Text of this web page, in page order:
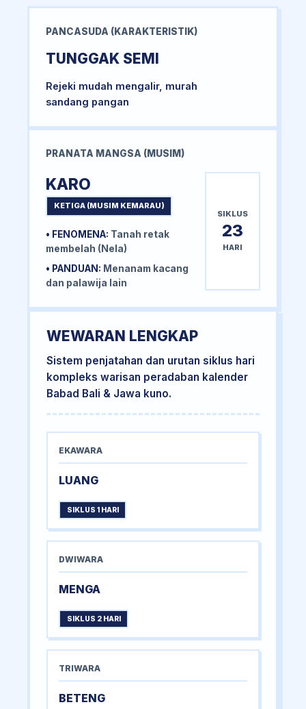
PANCASUDA (KARAKTERISTIK)
TUNGGAK SEMI
Rejeki mudah mengalir, murah
sandang pangan
PRANATA MANGSA (MUSIM)
KARO
KETIGA (MUSIM KEMARAU)
• FENOMENA: Tanah retak
membelah (Nela)
• PANDUAN: Menanam kacang
dan palawija lain
SIKLUS
23
HARI
WEWARAN LENGKAP
Sistem penjatahan dan urutan siklus hari
kompleks warisan peradaban kalender
Babad Bali & Jawa kuno.
EKAWARA
LUANG
SIKLUS 1 HARI
DWIWARA
MENGA
SIKLUS 2 HARI
TRIWARA
BETENG